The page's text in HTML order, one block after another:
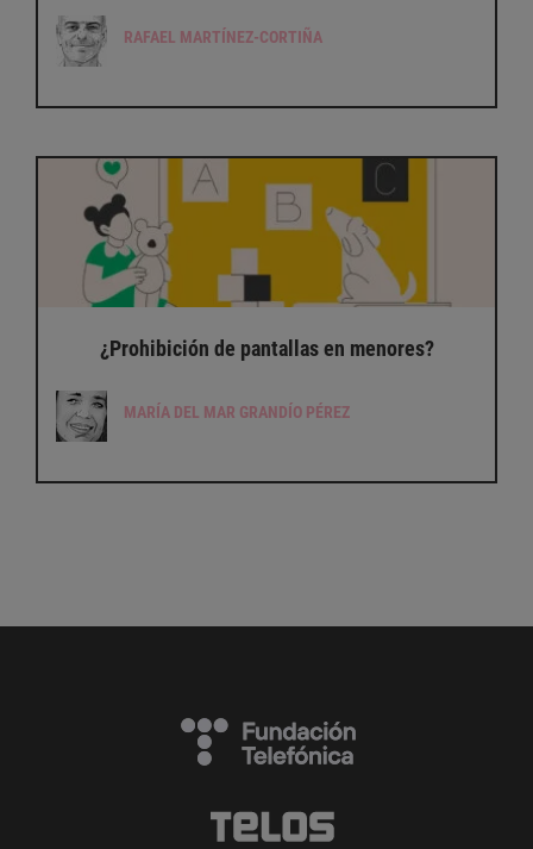
RAFAEL MARTÍNEZ-CORTIÑA
¿Prohibición de pantallas en menores?
MARÍA DEL MAR GRANDÍO PÉREZ